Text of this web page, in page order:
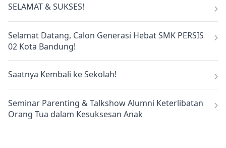
SELAMAT & SUKSES!
Selamat Datang, Calon Generasi Hebat SMK PERSIS
02 Kota Bandung!
Saatnya Kembali ke Sekolah!
Seminar Parenting & Talkshow Alumni Keterlibatan
Orang Tua dalam Kesuksesan Anak